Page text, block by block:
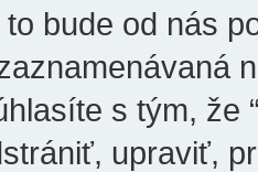
bude od nás
s tým, že
upraviť,